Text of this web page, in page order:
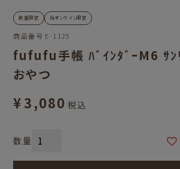
数量限定 当オンライン限定
商品番号 E-1125
fufufu手帳 ﾊﾞｲﾝﾀﾞｰM6 ｻﾝ
おやつ
¥3,080 税込